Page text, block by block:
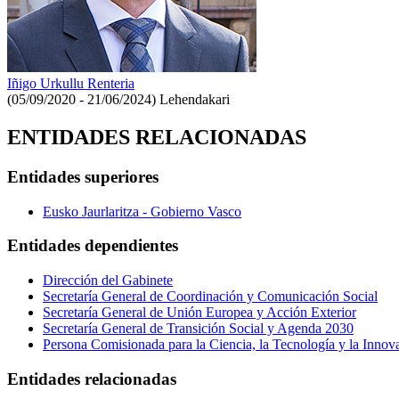
Iñigo Urkullu Renteria
(05/09/2020 - 21/06/2024) Lehendakari
ENTIDADES RELACIONADAS
Entidades superiores
Eusko Jaurlaritza - Gobierno Vasco
Entidades dependientes
Dirección del Gabinete
Secretaría General de Coordinación y Comunicación Social
Secretaría General de Unión Europea y Acción Exterior
Secretaría General de Transición Social y Agenda 2030
Persona Comisionada para la Ciencia, la Tecnología y la
Entidades relacionadas